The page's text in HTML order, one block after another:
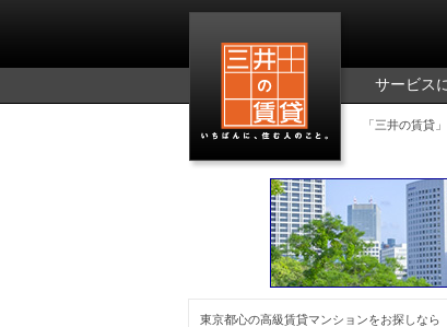
サービス
「三井の賃貸
東京都心の高級賃貸マンションをお探しな